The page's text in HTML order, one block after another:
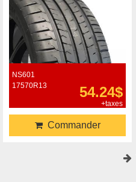
NS601
17570R13
54.24$
+taxes
Commander